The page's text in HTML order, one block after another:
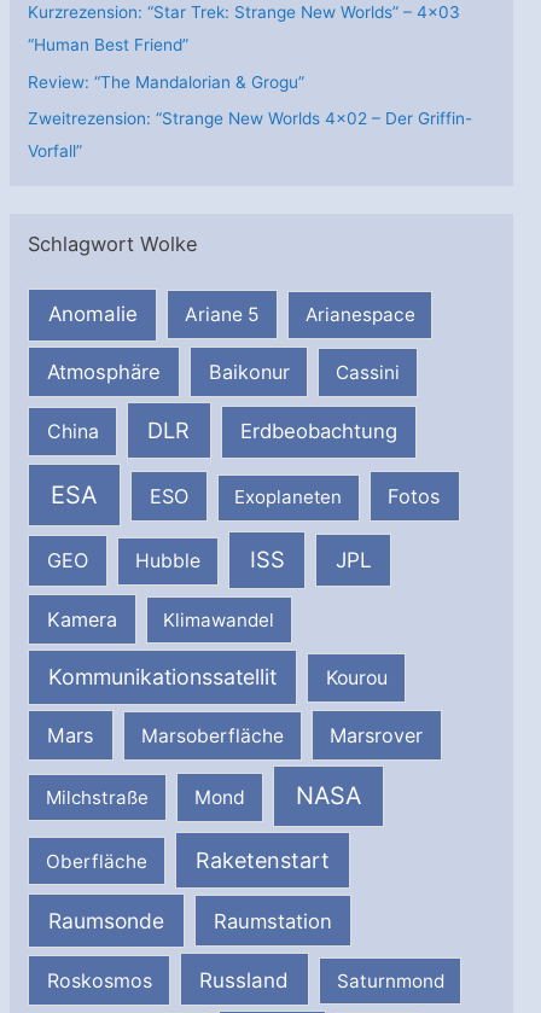
Kurzrezension: “Star Trek: Strange New Worlds” – 4×03
“Human Best Friend”
Review: “The Mandalorian & Grogu”
Zweitrezension: “Strange New Worlds 4×02 – Der Griffin-
Vorfall”
Schlagwort Wolke
Anomalie Ariane 5 Arianespace
Atmosphäre Baikonur Cassini
China DLR Erdbeobachtung
ESA ESO Exoplaneten Fotos
GEO Hubble ISS JPL
Kamera Klimawandel
Kommunikationssatellit Kourou
Mars Marsoberfläche Marsrover
Milchstraße Mond NASA
Oberfläche Raketenstart
Raumsonde Raumstation
Roskosmos Russland Saturnmond